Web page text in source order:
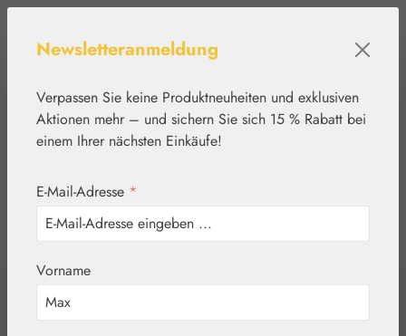
Werkzeugleiste anzeigen
Australian Bush Flowers Essences®
Newsletteranmeldung
Verpassen Sie keine Produktneuheiten und exklusiven
Aktionen mehr – und sichern Sie sich 15 % Rabatt bei
einem Ihrer nächsten Einkäufe!
E-Mail-Adresse *
Vorname